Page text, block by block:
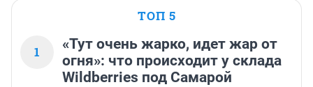
ТОП 5
1
«Тут очень жарко, идет жар от
огня»: что происходит у склада
Wildberries под Самарой